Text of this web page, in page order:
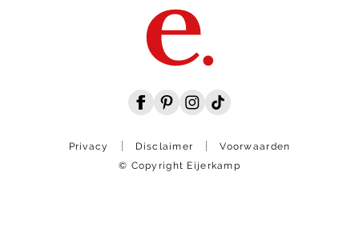
Privacy Disclaimer
Voorwaarden
© Copyright Eijerkamp